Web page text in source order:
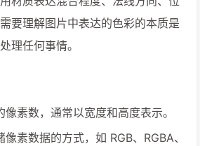
要理解图片中表达的色彩的本质是
理任何事情。
素数，通常以宽度和高度表示。
素数据的方式，如 RGB、RGBA、